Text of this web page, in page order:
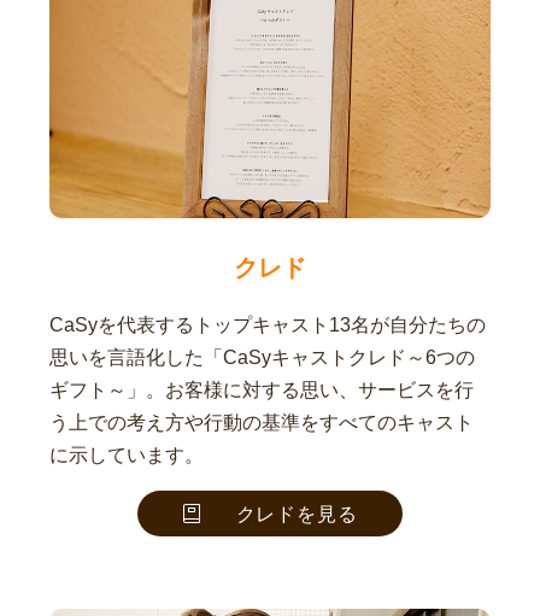
クレド
CaSyを代表するトップキャスト13名が自分たちの
思いを言語化した「CaSyキャストクレド～6つの
ギフト～」。お客様に対する思い、サービスを行
う上での考え方や行動の基準をすべてのキャスト
に示しています。
クレドを見る